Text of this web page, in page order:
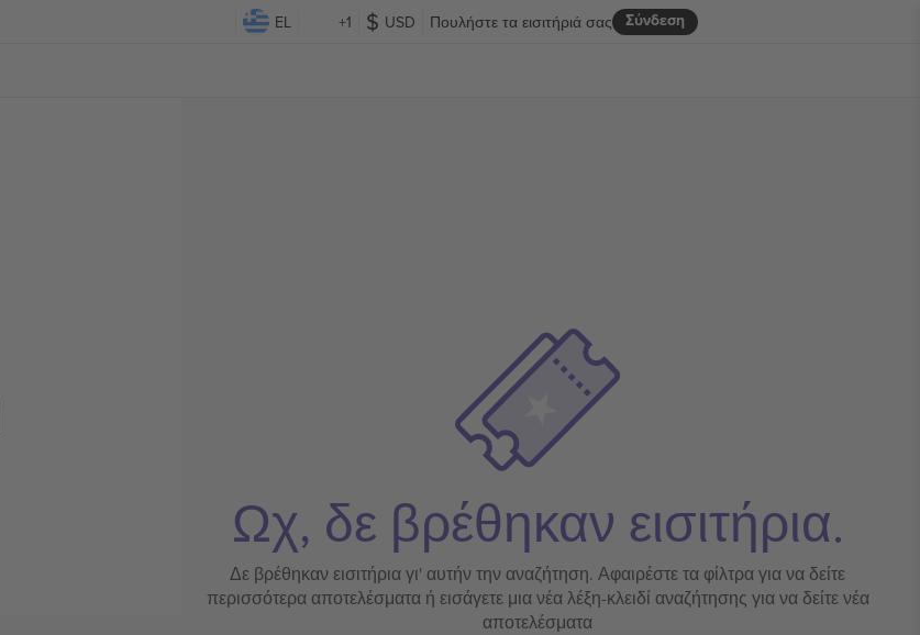
EL +1 USD Σύνδεση
Πουλήστε τα εισιτήριά σας
Ωχ, δε βρέθηκαν εισιτήρια.
Δε βρέθηκαν εισιτήρια γι' αυτήν την αναζήτηση. Αφαιρέστε τα φίλτρα για να δείτε
περισσότερα αποτελέσματα ή εισάγετε μια νέα λέξη-κλειδί αναζήτησης για να δείτε νέα
αποτελέσματα